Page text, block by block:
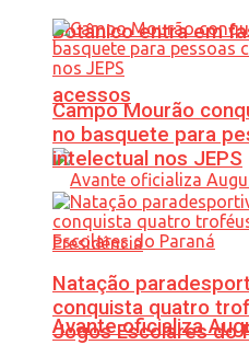
Botânico entra em
acessos
Avante oficializa
Campo Mourão
no basquete para
intelectual nos JEPS
Natação
conquista quatro
Jogos Escolares do